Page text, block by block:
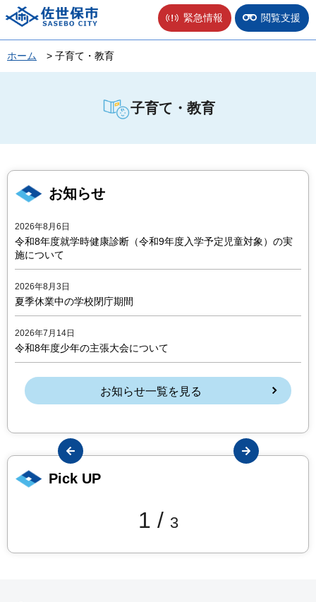
佐世保市 緊急情報 閲覧支援
ホーム > 子育て・教育
子育て・教育
お知らせ
2026年8月6日
令和8年度就学時健康診断（令和9年度入学予定児童対象）の実
施について
2026年8月3日
夏季休業中の学校閉庁期間
2026年7月14日
令和8年度少年の主張大会について
お知らせ一覧を見る
Pick UP
1 / 3